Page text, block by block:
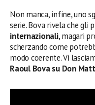
Non manca, infine, uno
serie. Bova rivela che gli
internazionali, magari
scherzando come
modo coerente. Vi
Raoul Bova su Don